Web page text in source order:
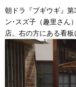
朝ドラ『ブギウギ』
ン･スズ子（趣里さん
店。右の方にある看板